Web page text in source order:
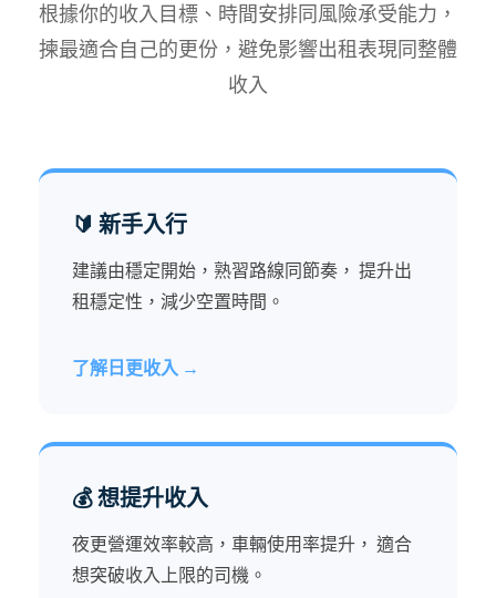
根據你的收入目標、時間安排同風險承受能力，
揀最適合自己的更份，避免影響出租表現同整體
收入
🔰 新手入行
建議由穩定開始，熟習路線同節奏， 提升出
租穩定性，減少空置時間。
了解日更收入 →
💰 想提升收入
夜更營運效率較高，車輛使用率提升， 適合
想突破收入上限的司機。